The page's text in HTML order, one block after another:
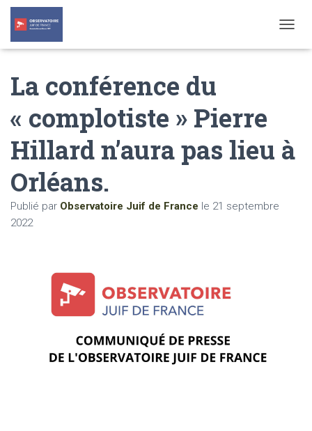
O
V
I
La conférence du
« complotiste » Pierre
Hillard n’aura pas lieu à
Orléans.
Publié par Observatoire Juif de France le 21 septembre
2022